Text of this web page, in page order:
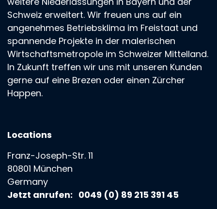
Schweiz erweitert. Wir freuen uns auf ein
angenehmes Betriebsklima im Freistaat und
spannende Projekte in der malerischen
Wirtschaftsmetropole im Schweizer Mittelland.
In Zukunft treffen wir uns mit unseren Kunden
gerne auf eine Brezen oder einen Zürcher
Happen.
Locations
Franz-Joseph-Str. 11
80801 München
Germany
Jetzt anrufen: 0049 (0) 89 215 391 45